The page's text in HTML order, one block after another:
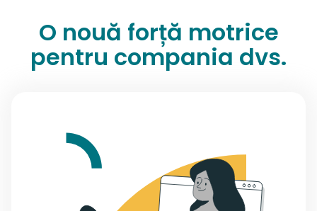
O nouă forță motrice
pentru compania dvs.